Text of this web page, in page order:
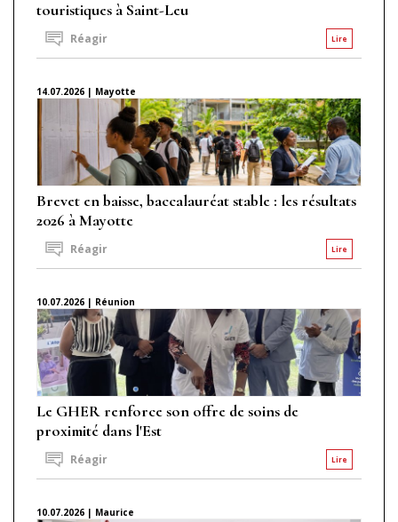
touristiques à Saint-Leu
Lire
Réagir
14.07.2026 | Mayotte
Brevet en baisse, baccalauréat stable : les résultats
2026 à Mayotte
Lire
Réagir
10.07.2026 | Réunion
Le GHER renforce son offre de soins de
proximité dans l'Est
Lire
Réagir
10.07.2026 | Maurice